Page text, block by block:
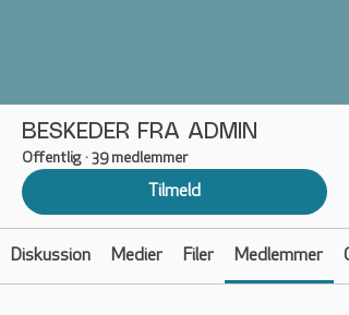
BESKEDER FRA ADMIN
Offentlig · 39 medlemmer
Tilmeld
Diskussion Medier Filer Medlemmer